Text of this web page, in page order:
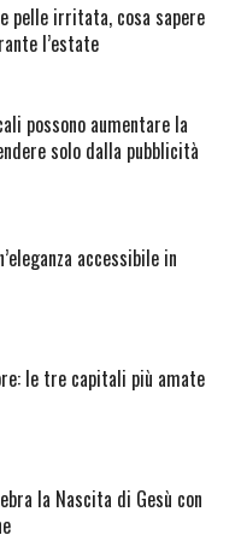
pelle irritata, cosa sapere
l’estate
possono aumentare la
solo dalla pubblicità
accessibile in
le tre capitali più amate
la Nascita di Gesù con